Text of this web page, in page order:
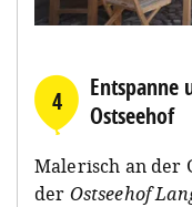
4
Entspanne
Ostseehof
Malerisch an der
der Ostseehof